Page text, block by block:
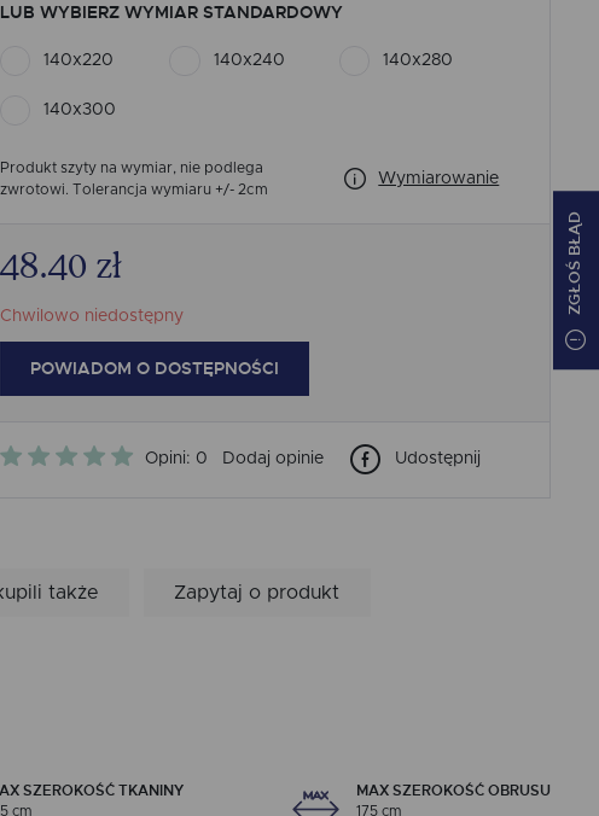
LUB WYBIERZ WYMIAR STANDARDOWY
140x220 140x240 140x280
140x300
Produkt szyty na wymiar, nie podlega
zwrotowi. Tolerancja wymiaru +/- 2cm
Wymiarowanie
48.40 zł
Chwilowo niedostępny
POWIADOM O DOSTĘPNOŚCI
Opini: 0 Dodaj opinie Udostępnij
także Zapytaj o produkt
SZEROKOŚĆ TKANINY
cm
MAX SZEROKOŚĆ OBRUSU
175 cm
ZGŁOŚ BŁĄD